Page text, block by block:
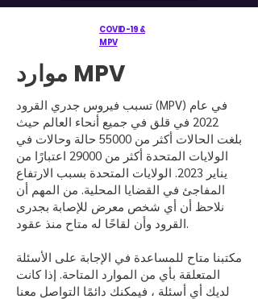
COVID-19 &
MPV
موارد MPV
تسبب فيروس جدري القرود (MPV) في عام
2022 في قلق في جميع أنحاء العالم حيث
بلغت الحالات أكثر من 55000 حالة وحالات في
الولايات المتحدة أكثر من 29000 اعتبارًا من
يناير 2023. الولايات المتحدة بسبب الارتفاع
المفاجئ في القضايا المحلية. من المهم أن
نلاحظ أن أي شخص معرض للإصابة بجدرى
القرود وأن لقاحًا له متاح منذ عقود.
مكتبنا متاح للمساعدة في الإجابة على الأسئلة
المتعلقة بأي من الموارد المتاحة. إذا كانت
لديك أي أسئلة ، فيمكنك دائمًا التواصل معنا